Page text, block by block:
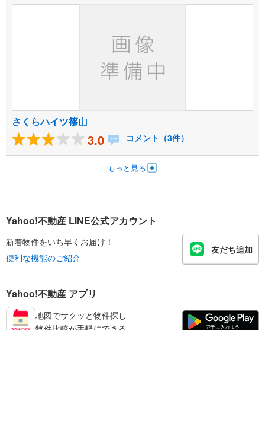
さくらハイツ篠山
3.0 コメント（3件）
もっと見る
Yahoo!不動産 LINE公式アカウント
新着物件をいち早くお届け！
便利な機能のご紹介
友だち追加
Yahoo!不動産 アプリ
地図でサクッと物件探し
物件比較が手軽にできる